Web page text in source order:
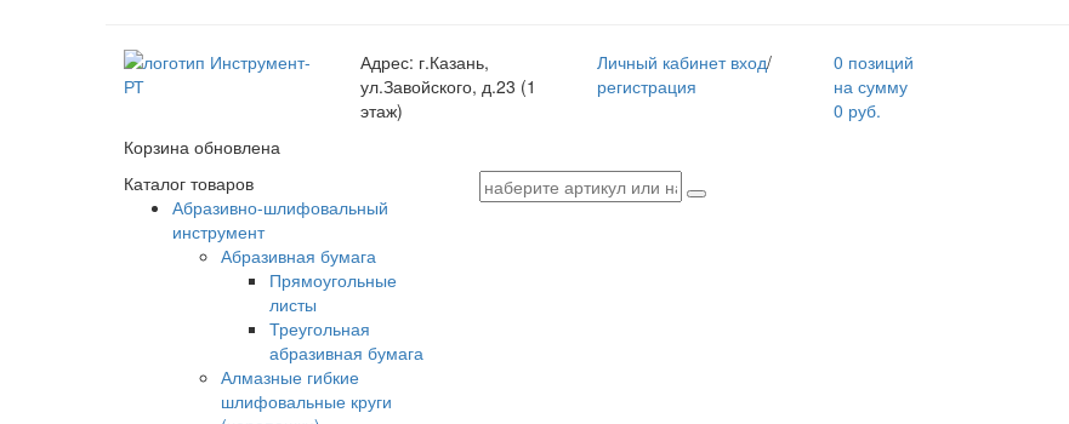
Адрес: г.Казань,
ул.Завойского, д.23 (1
этаж)
Личный кабинет вход/
регистрация
0 позиций
на сумму
0 руб.
Корзина обновлена
Каталог товаров
Абразивно-шлифовальный
инструмент
Абразивная бумага
Прямоугольные
листы
Треугольная
абразивная бумага
Алмазные гибкие
шлифовальные круги